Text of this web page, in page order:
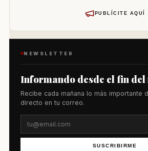
PUBLÍCITE AQUÍ
NEWSLETTER
Informando desde el fin del
Recibe cada mañana lo más importante
directo en tu correo.
SUSCRIBIRME